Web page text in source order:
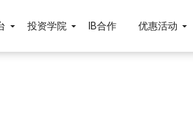
投资学院 IB合作 优惠活动